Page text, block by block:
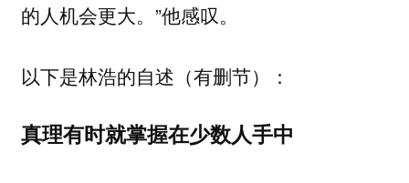
的人机会更大。”他感叹。
以下是林浩的自述（有删节）：
真理有时就掌握在少数人手中